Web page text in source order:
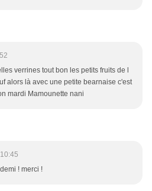
verrines tout bon les petits fruits de l
alors là avec une petite bearnaise c'est
mardi Mamounette nani
! merci !